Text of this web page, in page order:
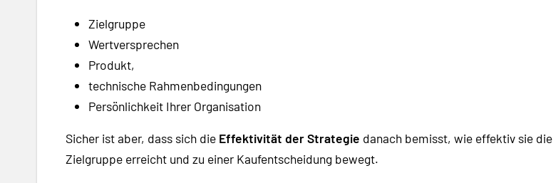
Zielgruppe
Wertversprechen
Produkt,
technische Rahmenbedingungen
Persönlichkeit Ihrer Organisation
Sicher ist aber, dass sich die Effektivität der Strategie danach bemisst, wie effektiv sie die
Zielgruppe erreicht und zu einer Kaufentscheidung bewegt.